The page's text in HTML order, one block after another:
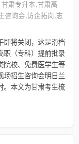
肃专升本,甘肃高
咨询会,访企拓岗,志
即将关闭，这是滑档
职（专科）提前批录
院校、免费医学生等
场招生咨询会明日兰
。本文为甘肃考生梳